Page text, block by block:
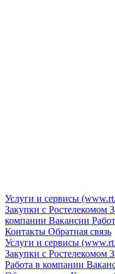
Услуги и сервисы
Закупки с Ростелекомом
компании Вакансии
Контакты Обратная связь
Услуги и сервисы
Закупки с Ростелекомом
Работа в компании